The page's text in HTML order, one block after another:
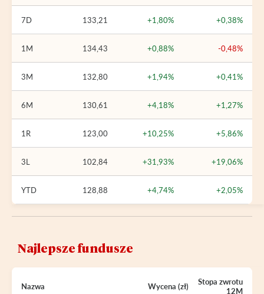
7D 133,21 +1,80% +0,38%
1M 134,43 +0,88% -0,48%
3M 132,80 +1,94% +0,41%
6M 130,61 +4,18% +1,27%
1R 123,00 +10,25% +5,86%
3L 102,84 +31,93% +19,06%
YTD 128,88 +4,74% +2,05%
Najlepsze fundusze
Nazwa Wycena (zł)
Stopa zwrotu
12M